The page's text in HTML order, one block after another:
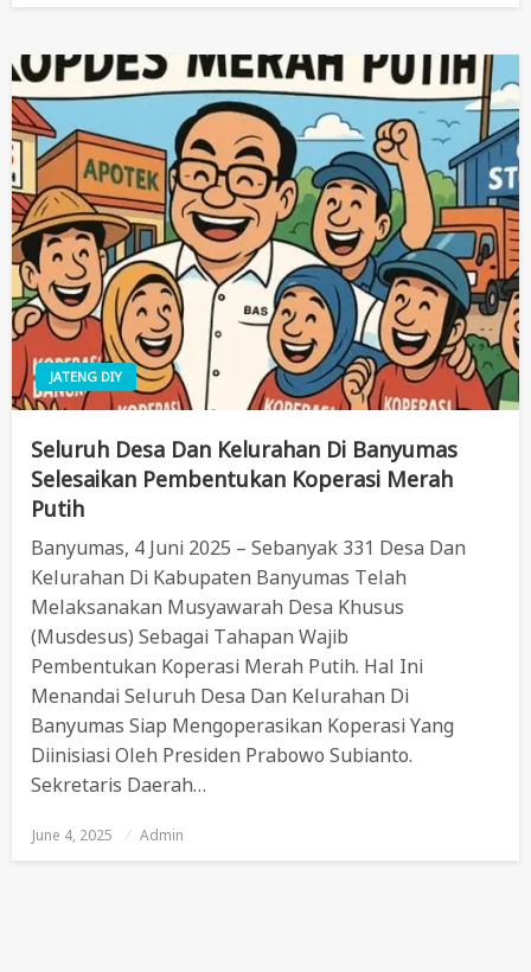
JATENG DIY
Seluruh Desa Dan Kelurahan Di Banyumas
Selesaikan Pembentukan Koperasi Merah
Putih
Banyumas, 4 Juni 2025 – Sebanyak 331 Desa Dan
Kelurahan Di Kabupaten Banyumas Telah
Melaksanakan Musyawarah Desa Khusus
(Musdesus) Sebagai Tahapan Wajib
Pembentukan Koperasi Merah Putih. Hal Ini
Menandai Seluruh Desa Dan Kelurahan Di
Banyumas Siap Mengoperasikan Koperasi Yang
Diinisiasi Oleh Presiden Prabowo Subianto.
Sekretaris Daerah…
Posted
June 4, 2025 Admin